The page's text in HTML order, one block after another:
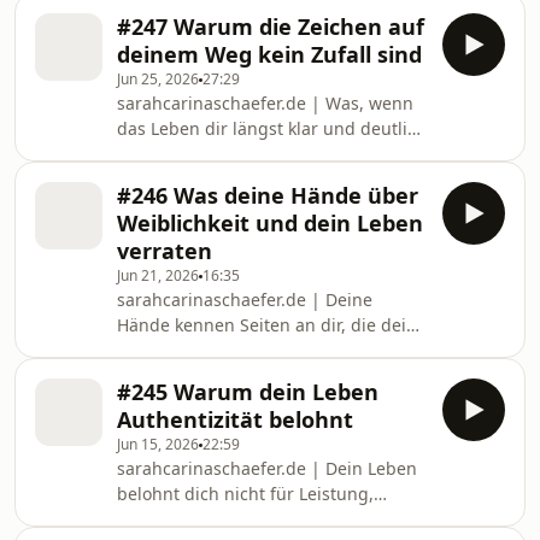
Gefühl von Enge in deine
Anderle. Wir sprechen darüber, wie
du mit kleinen Veränderungen mehr
Wohlgefühl, Harmonie und gute
Energie in dein Zuhause bringen
kannst. Nach dieser Folge hast du
konkrete Impulse, wie du dein
Zuhause Schritt für Schritt in einen
Ort verwandelst, an dem du dich
#247 Warum die Zeichen auf
deinem Weg kein Zufall sind
Jun 25, 202627:29
sarahcarinaschaefer.de | Was, wenn
das Leben dir längst klar und deutlich
zerdenkst und dich dann verloren
fühlst. Lass uns über Zeichen,
Krafttiere, Zahlencodes etc. sprechen.
Am Ende dieser Episode bekommst
du definitiv eine klare Botschaft des
Universums, die du heute vielleicht
unbedingt hören sollst. Dieser
Moment war pur
#246 Was deine Hände über
Weiblichkeit und dein Leben
verraten
Jun 21, 2026 16:35
sarahcarinaschaefer.de | Deine
Hände kennen Seiten an dir, die dein
die geheime Sprache deiner Hände
ein. Was verraten Daumen,
Berührung und dein ganz
persönliches Fingerspitzengefühl
wirklich über deine Weiblichkeit,
deine Wahrheit und deine Grenzen?
#245 Warum dein Leben
Authentizität belohnt
Jun 15, 202622:59
sarahcarinaschaefer.de | Dein Leben
belohnt dich nicht für Leistung,